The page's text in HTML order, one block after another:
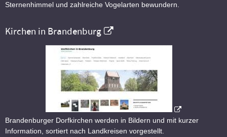
Sternenhimmel und zahlreiche Vogelarten bewundern.
Kirchen in Brandenburg
Brandenburger Dorfkirchen werden in Bildern und mit kurzer
Information, sortiert nach Landkreisen vorgestellt.